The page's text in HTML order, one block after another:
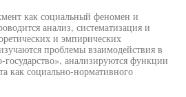
как социальный феномен и
анализ, систематизация и
и эмпирических
проблемы взаимодействия в
государство», анализируются функции
как социально-нормативного